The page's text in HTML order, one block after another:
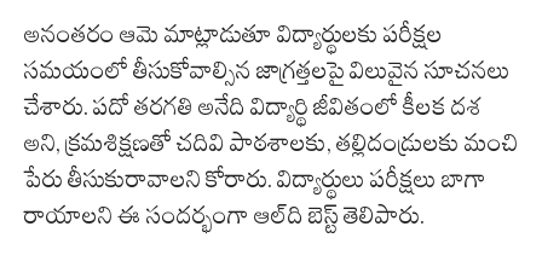
అనంతరం ఆమె మాట్లాడుతూ విద్యార్థులకు పరీక్షల
సమయంలో తీసుకోవాల్సిన జాగ్రత్తలపై విలువైన సూచనలు
చేశారు. పదో తరగతి అనేది విద్యార్థి జీవితంలో కీలక దశ
అని, క్రమశిక్షణతో చదివి పాఠశాలకు, తల్లిదండ్రులకు మంచి
పేరు తీసుకురావాలని కోరారు. విద్యార్థులు ప‌రీక్ష‌లు బాగా
రాయాల‌ని ఈ సంద‌ర్భంగా ఆల్‌ది బెస్ట్ తెలిపారు.